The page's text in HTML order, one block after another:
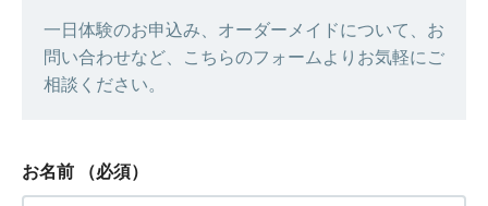
一日体験のお申込み、オーダーメイドについて、お
問い合わせなど、こちらのフォームよりお気軽にご
相談ください。
お名前 （必須）